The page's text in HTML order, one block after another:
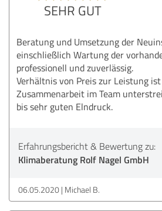
SEHR GUT
Beratung und Umsetzung der
einschließlich Wartung der
professionell und zuverlässig.
Verhältnis von Preis zur Leistung
Zusammenarbeit im Team
bis sehr guten Elndruck.
Erfahrungsbericht & Bewertung zu:
Klimaberatung Rolf Nagel GmbH
06.05.2020 Michael B.